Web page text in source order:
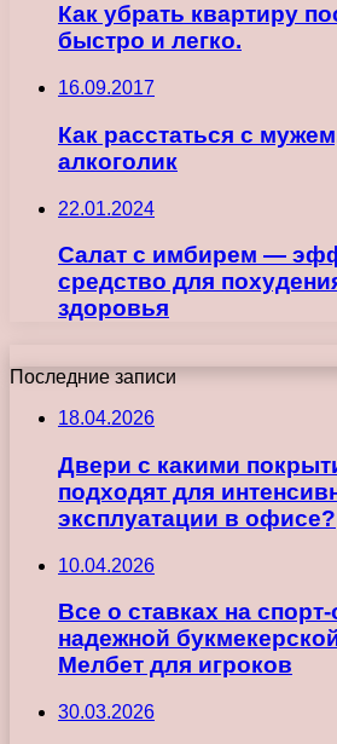
Как убрать квартиру
быстро и легко.
16.09.2017
Как расстаться с
алкоголик
22.01.2024
Салат с имбирем —
средство для
здоровья
Последние записи
18.04.2026
Двери с какими
подходят для
эксплуатации в офисе?
10.04.2026
Все о ставках на
надежной
Мелбет для игроков
30.03.2026